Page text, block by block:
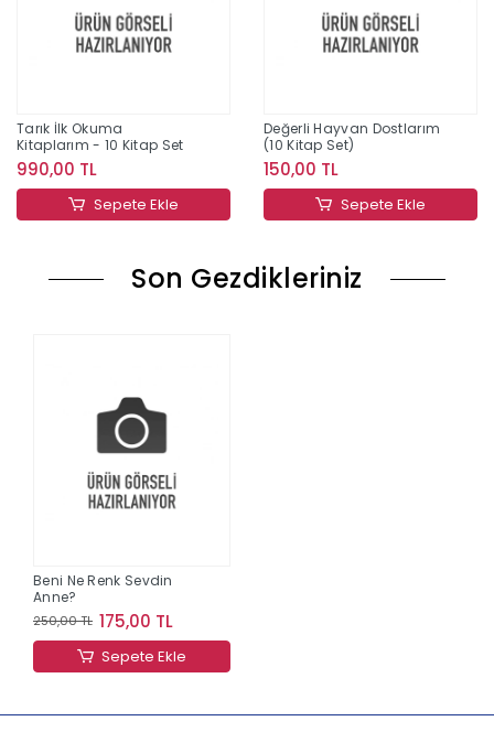
Tarık İlk Okuma
Kitaplarım - 10 Kitap Set
990,00 TL
Sepete Ekle
Değerli Hayvan Dostlarım
(10 Kitap Set)
150,00 TL
Sepete Ekle
Son Gezdikleriniz
Beni Ne Renk Sevdin
Anne?
250,00 TL 175,00 TL
Sepete Ekle